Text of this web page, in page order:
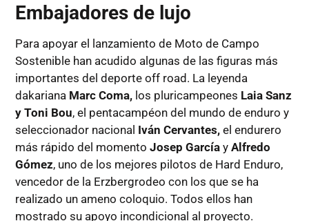
Embajadores de lujo
Para apoyar el lanzamiento de Moto de Campo
Sostenible han acudido algunas de las figuras más
importantes del deporte off road. La leyenda
dakariana Marc Coma,los pluricampeones Laia Sanz
y Toni Bou, el pentacampéon del mundo de enduro y
seleccionador nacional Iván Cervantes,el endurero
más rápido del momento Josep Garcíay Alfredo
Gómez, uno de los mejores pilotos de Hard Enduro,
vencedor de la Erzbergrodeo con los que se ha
realizado un ameno coloquio. Todos ellos han
mostrado su apoyo incondicional al proyecto.